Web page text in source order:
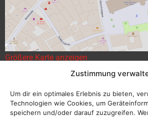
Zustimmung
Um dir ein optimales Erlebnis zu bieten,
Technologien wie Cookies, um
speichern und/oder darauf zuzugreifen.
Größere Karte anzeigen